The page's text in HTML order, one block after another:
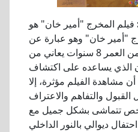
فيلم المخرج "أمير خان" هو
"أمير خان" وهو عبارة عن
قصة مؤثرة عن صبي يبلغ من العمر 8 سنوات يعاني من
الذي يساعده على اكتشاف
مشاهدة الفيلم مؤثرة، إلا
والتفاهم والاعتراف
تتماشى بشكل جميل مع